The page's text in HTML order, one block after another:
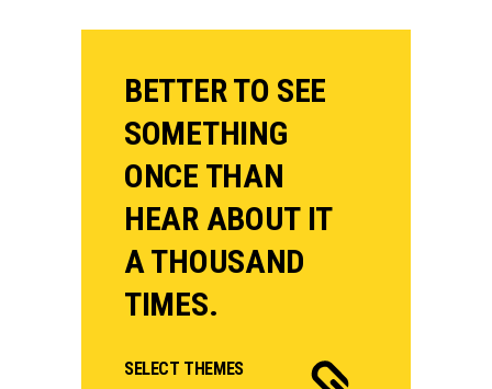
BETTER TO SEE
SOMETHING
ONCE THAN
HEAR ABOUT IT
A THOUSAND
TIMES.
SELECT THEMES